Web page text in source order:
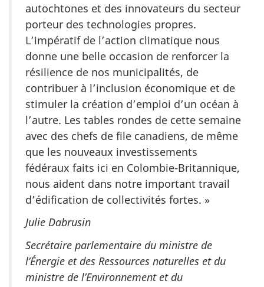
autochtones et des innovateurs du secteur
porteur des technologies propres.
L’impératif de l’action climatique nous
donne une belle occasion de renforcer la
résilience de nos municipalités, de
contribuer à l’inclusion économique et de
stimuler la création d’emploi d’un océan à
l’autre. Les tables rondes de cette semaine
avec des chefs de file canadiens, de même
que les nouveaux investissements
fédéraux faits ici en Colombie-Britannique,
nous aident dans notre important travail
d’édification de collectivités fortes. »
Julie Dabrusin
Secrétaire parlementaire du ministre de
l’Énergie et des Ressources naturelles et du
ministre de l’Environnement et du